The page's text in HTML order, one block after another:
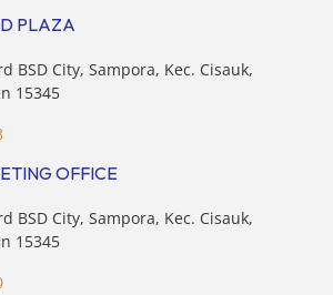
PLAZA
BSD City, Sampora, Kec. Cisauk,
15345
OFFICE
BSD City, Sampora, Kec. Cisauk,
15345